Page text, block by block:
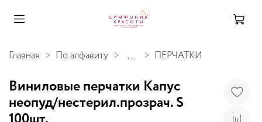
Главная По алфавиту ... ПЕРЧАТКИ
Виниловые перчатки Капус
неопуд/нестерил.прозрач. S